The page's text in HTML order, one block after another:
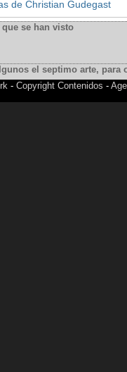
de Christian Gudegast
se han visto
el septimo arte,
- Copyright Contenidos -